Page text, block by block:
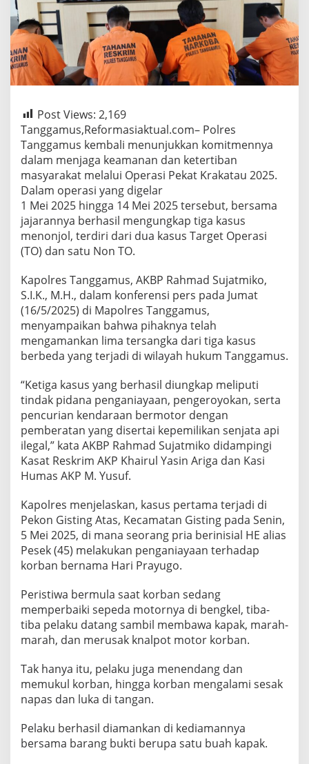
Post Views: 2,169
Tanggamus,Reformasiaktual.com– Polres
Tanggamus kembali menunjukkan komitmennya
dalam menjaga keamanan dan ketertiban
masyarakat melalui Operasi Pekat Krakatau 2025.
Dalam operasi yang digelar
1 Mei 2025 hingga 14 Mei 2025 tersebut, bersama
jajarannya berhasil mengungkap tiga kasus
menonjol, terdiri dari dua kasus Target Operasi
(TO) dan satu Non TO.
Kapolres Tanggamus, AKBP Rahmad Sujatmiko,
S.I.K., M.H., dalam konferensi pers pada Jumat
(16/5/2025) di Mapolres Tanggamus,
menyampaikan bahwa pihaknya telah
mengamankan lima tersangka dari tiga kasus
berbeda yang terjadi di wilayah hukum Tanggamus.
“Ketiga kasus yang berhasil diungkap meliputi
tindak pidana penganiayaan, pengeroyokan, serta
pencurian kendaraan bermotor dengan
pemberatan yang disertai kepemilikan senjata api
ilegal,” kata AKBP Rahmad Sujatmiko didampingi
Kasat Reskrim AKP Khairul Yasin Ariga dan Kasi
Humas AKP M. Yusuf.
Kapolres menjelaskan, kasus pertama terjadi di
Pekon Gisting Atas, Kecamatan Gisting pada Senin,
5 Mei 2025, di mana seorang pria berinisial HE alias
Pesek (45) melakukan penganiayaan terhadap
korban bernama Hari Prayugo.
Peristiwa bermula saat korban sedang
memperbaiki sepeda motornya di bengkel, tiba-
tiba pelaku datang sambil membawa kapak, marah-
marah, dan merusak knalpot motor korban.
Tak hanya itu, pelaku juga menendang dan
memukul korban, hingga korban mengalami sesak
napas dan luka di tangan.
Pelaku berhasil diamankan di kediamannya
bersama barang bukti berupa satu buah kapak.